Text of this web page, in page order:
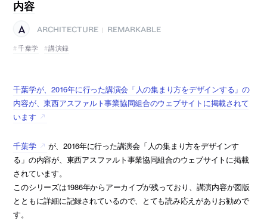
内容
ARCHITECTURE
REMARKABLE
千葉学
講演録
千葉学が、2016年に行った講演会「人の集まり方をデザインする」の
内容が、東西アスファルト事業協同組合のウェブサイトに掲載されて
います
千葉学
が、2016年に行った講演会「人の集まり方をデザインす
る」の内容が、東西アスファルト事業協同組合のウェブサイトに掲載
されています。
このシリーズは1986年からアーカイブが残っており、講演内容が図版
とともに詳細に記録されているので、とても読み応えがありお勧めで
す。